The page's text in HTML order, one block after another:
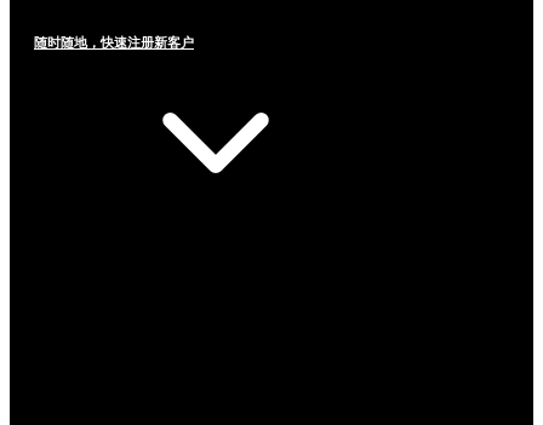
随时随地，快速注册新客户